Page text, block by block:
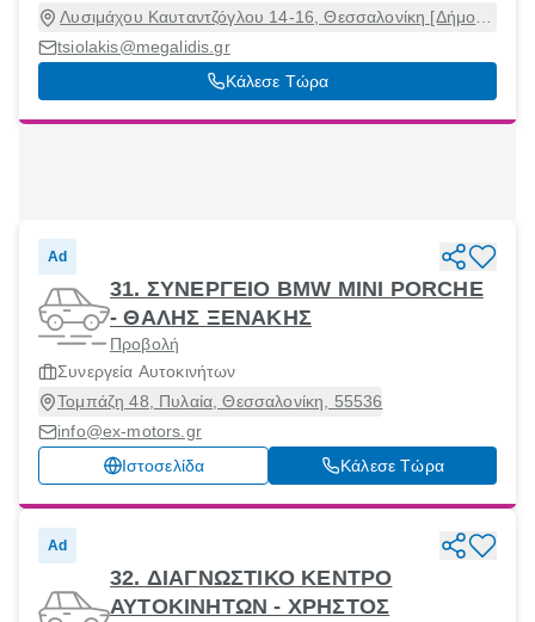
Λυσιμάχου Καυταντζόγλου 14-16, Θεσσαλονίκη [Δήμος],
Θεσσαλονίκη, 54639
tsiolakis@megalidis.gr
Κάλεσε Τώρα
Ad
31. ΣΥΝΕΡΓΕΙΟ BMW MINI PORCHE
- ΘΑΛΗΣ ΞΕΝΑΚΗΣ
Προβολή
Συνεργεία Αυτοκινήτων
Τομπάζη 48, Πυλαία, Θεσσαλονίκη, 55536
info@ex-motors.gr
Ιστοσελίδα
Κάλεσε Τώρα
Ad
32. ΔΙΑΓΝΩΣΤΙΚΟ ΚΕΝΤΡΟ
ΑΥΤΟΚΙΝΗΤΩΝ - ΧΡΗΣΤΟΣ